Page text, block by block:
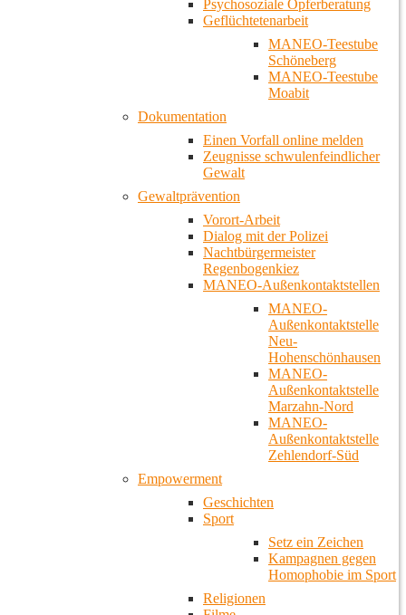
Psychosoziale Opferberatung
Geflüchtetenarbeit
MANEO-Teestube
Schöneberg
MANEO-Teestube
Moabit
Dokumentation
Einen Vorfall online melden
Zeugnisse schwulenfeindlicher
Gewalt
Gewaltprävention
Vorort-Arbeit
Dialog mit der Polizei
Nachtbürgermeister
Regenbogenkiez
MANEO-Außenkontaktstellen
MANEO-
Außenkontaktstelle
Neu-
Hohenschönhausen
MANEO-
Außenkontaktstelle
Marzahn-Nord
MANEO-
Außenkontaktstelle
Zehlendorf-Süd
Empowerment
Geschichten
Sport
Setz ein Zeichen
Kampagnen gegen
Homophobie im Sport
Religionen